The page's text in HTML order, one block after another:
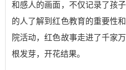
和感人的画面，不仅记录了孩
的人了解到红色教育的重要性
院活动，红色故事走进了千家
根发芽，开花结果。